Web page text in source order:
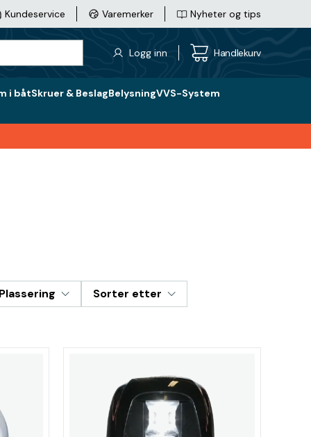
Kundeservice Varemerker Nyheter og tips
Logg inn Handlekurv
i båtSkruer & BeslagBelysningVVS-System
Sorter etter